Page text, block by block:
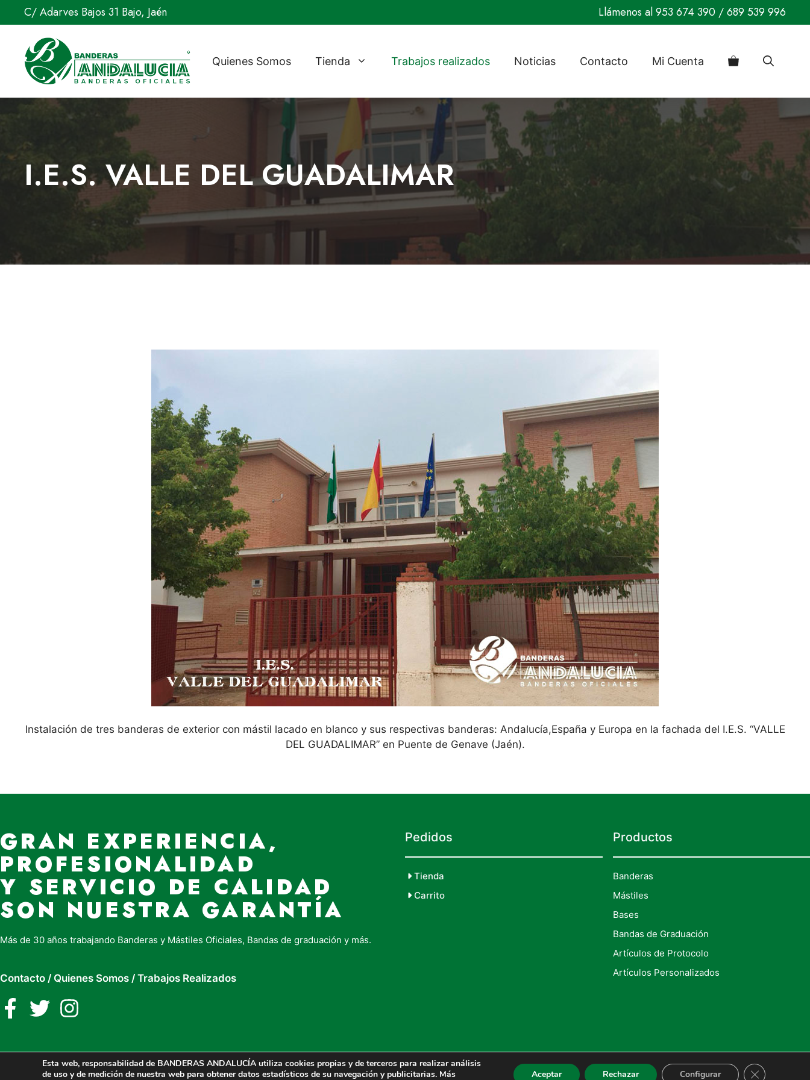
Saltar
al
contenido
C/ Adarves Bajos 31 Bajo, Jaén Llámenos al953 674 390 /689 539 996
Quienes Somos Tienda Trabajos realizados Noticias Contacto Mi Cuenta
I.E.S. VALLE DEL GUADALIMAR
Instalación de tres banderas de exterior con mástil lacado en blanco y sus respectivas banderas: Andalucía,España y Europa en la fachada del I.E.S. “VALLE
DEL GUADALIMAR” en Puente de Genave (Jaén).
GRAN EXPERIENCIA,
PROFESIONALIDAD
Y SERVICIO DE CALIDAD
SON NUESTRA GARANTÍA
Más de 30 años trabajando Banderas y Mástiles Oficiales, Bandas de graduación y más.
Contacto / Quienes Somos / Trabajos Realizados
Pedidos
Tienda
Carrito
Productos
Banderas
Mástiles
Bases
Bandas de Graduación
Artículos de Protocolo
Artículos Personalizados
Esta web, responsabilidad de BANDERAS ANDALUCÍA utiliza cookies propias y de terceros para realizar análisis
de uso y de medición de nuestra web para obtener datos estadísticos de su navegación y publicitarias. Más
Aceptar Rechazar Configurar CERRAR